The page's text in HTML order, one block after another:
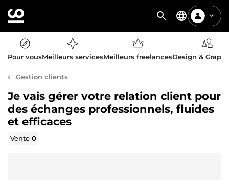
Pour vousMeilleurs servicesMeilleurs freelancesDesign &
Gestion clients
Je vais gérer votre relation client pour
des échanges professionnels, fluides
et efficaces
Vente0